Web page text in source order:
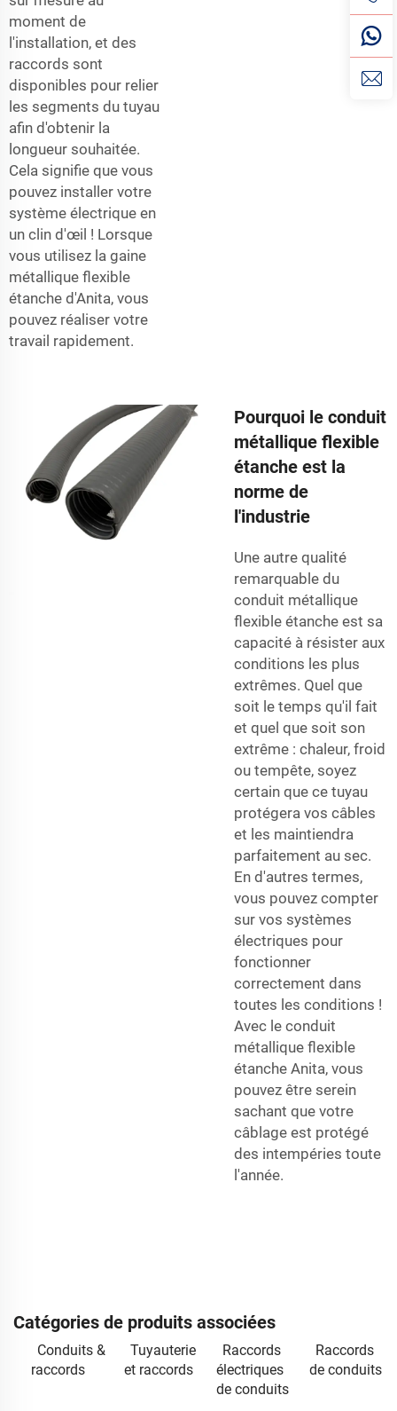
moment de
l'installation, et des
raccords sont
disponibles pour relier
les segments du tuyau
afin d'obtenir la
longueur souhaitée.
Cela signifie que vous
pouvez installer votre
système électrique en
un clin d'œil ! Lorsque
vous utilisez la gaine
métallique flexible
étanche d'Anita, vous
pouvez réaliser votre
travail rapidement.
Pourquoi le conduit
métallique flexible
étanche est la
norme de
l'industrie
Une autre qualité
remarquable du
conduit métallique
flexible étanche est sa
capacité à résister aux
conditions les plus
extrêmes. Quel que
soit le temps qu'il fait
et quel que soit son
extrême : chaleur, froid
ou tempête, soyez
certain que ce tuyau
protégera vos câbles
et les maintiendra
parfaitement au sec.
En d'autres termes,
vous pouvez compter
sur vos systèmes
électriques pour
fonctionner
correctement dans
toutes les conditions !
Avec le conduit
métallique flexible
étanche Anita, vous
pouvez être serein
sachant que votre
câblage est protégé
des intempéries toute
l'année.
Catégories de produits associées
Conduits &
raccords
Tuyauterie
et raccords
Raccords
électriques
de conduits
Raccords
de conduits